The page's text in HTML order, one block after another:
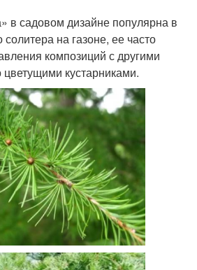
в садовом дизайне популярна в
на газоне, ее часто
композиций с другими
кустарниками.